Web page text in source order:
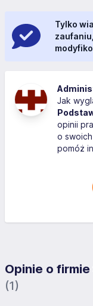
Tylko
Jak
opinii
o
pomóż
Opinie o firmie
(1)